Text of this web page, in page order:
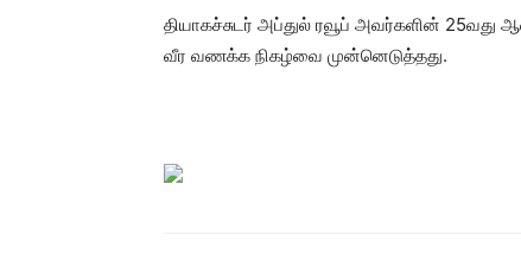
தியாகச்சுடர் அப்துல் ரவூப் அவர்களின்
வீர வணக்க நிகழ்வை முன்னெடுத்தது.